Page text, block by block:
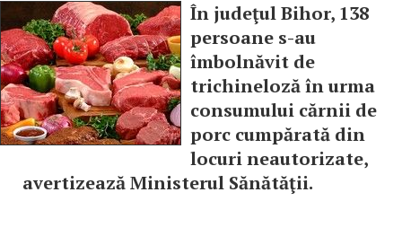
În judeţul Bihor, 138
persoane s-au
îmbolnăvit de
trichineloză în urma
consumului cărnii de
porc cumpărată din
locuri neautorizate,
avertizează Ministerul Sănătăţii.